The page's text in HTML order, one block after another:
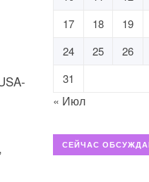
17
18 19
24
25 26
31
« Июл
СЕЙЧАС